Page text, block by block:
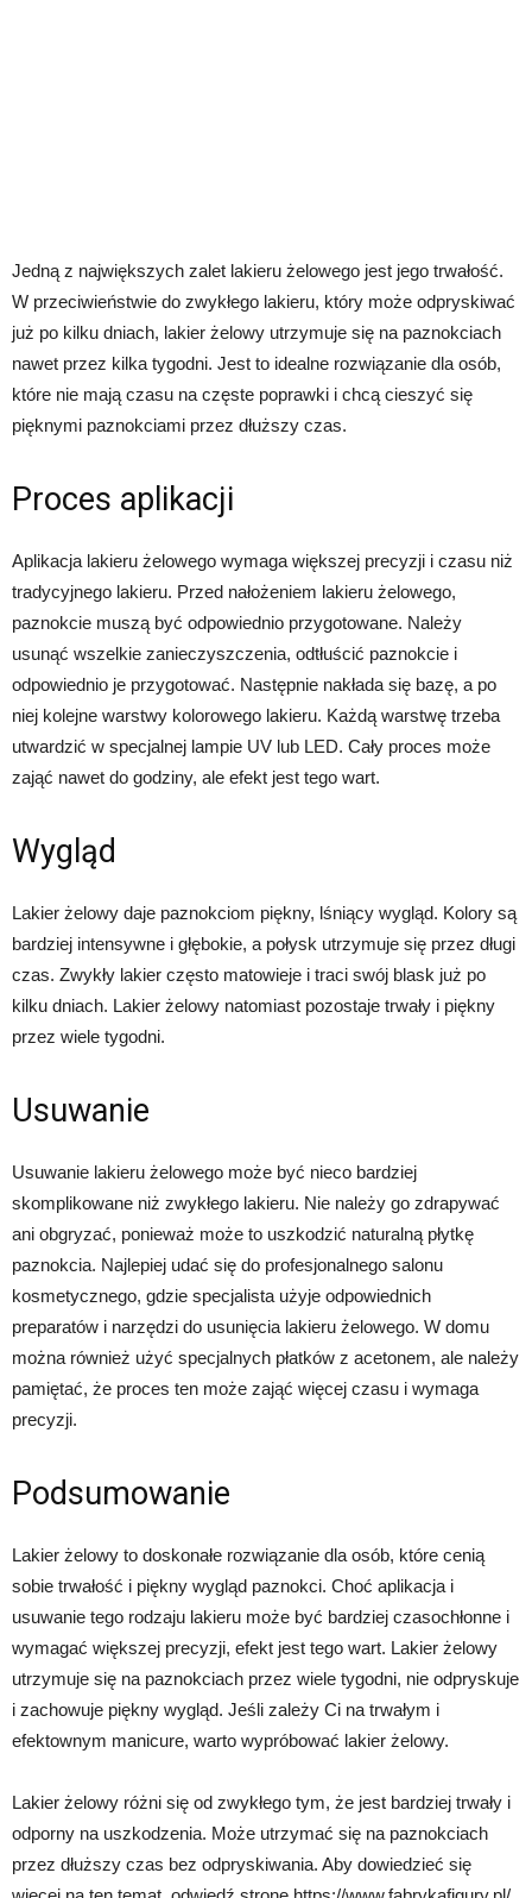
Jedną z największych zalet lakieru żelowego jest jego trwałość.
W przeciwieństwie do zwykłego lakieru, który może odpryskiwać
już po kilku dniach, lakier żelowy utrzymuje się na paznokciach
nawet przez kilka tygodni. Jest to idealne rozwiązanie dla osób,
które nie mają czasu na częste poprawki i chcą cieszyć się
pięknymi paznokciami przez dłuższy czas.
Proces aplikacji
Aplikacja lakieru żelowego wymaga większej precyzji i czasu niż
tradycyjnego lakieru. Przed nałożeniem lakieru żelowego,
paznokcie muszą być odpowiednio przygotowane. Należy
usunąć wszelkie zanieczyszczenia, odtłuścić paznokcie i
odpowiednio je przygotować. Następnie nakłada się bazę, a po
niej kolejne warstwy kolorowego lakieru. Każdą warstwę trzeba
utwardzić w specjalnej lampie UV lub LED. Cały proces może
zająć nawet do godziny, ale efekt jest tego wart.
Wygląd
Lakier żelowy daje paznokciom piękny, lśniący wygląd. Kolory są
bardziej intensywne i głębokie, a połysk utrzymuje się przez długi
czas. Zwykły lakier często matowieje i traci swój blask już po
kilku dniach. Lakier żelowy natomiast pozostaje trwały i piękny
przez wiele tygodni.
Usuwanie
Usuwanie lakieru żelowego może być nieco bardziej
skomplikowane niż zwykłego lakieru. Nie należy go zdrapywać
ani obgryzać, ponieważ może to uszkodzić naturalną płytkę
paznokcia. Najlepiej udać się do profesjonalnego salonu
kosmetycznego, gdzie specjalista użyje odpowiednich
preparatów i narzędzi do usunięcia lakieru żelowego. W domu
można również użyć specjalnych płatków z acetonem, ale należy
pamiętać, że proces ten może zająć więcej czasu i wymaga
precyzji.
Podsumowanie
Lakier żelowy to doskonałe rozwiązanie dla osób, które cenią
sobie trwałość i piękny wygląd paznokci. Choć aplikacja i
usuwanie tego rodzaju lakieru może być bardziej czasochłonne i
wymagać większej precyzji, efekt jest tego wart. Lakier żelowy
utrzymuje się na paznokciach przez wiele tygodni, nie odpryskuje
i zachowuje piękny wygląd. Jeśli zależy Ci na trwałym i
efektownym manicure, warto wypróbować lakier żelowy.
Lakier żelowy różni się od zwykłego tym, że jest bardziej trwały i
odporny na uszkodzenia. Może utrzymać się na paznokciach
przez dłuższy czas bez odpryskiwania. Aby dowiedzieć się